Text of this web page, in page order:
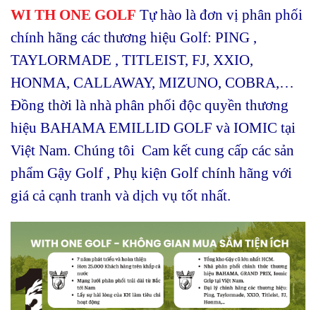
WI TH ONE GOLF Tự hào là đơn vị phân phối
chính hãng các thương hiệu Golf: PING ,
TAYLORMADE , TITLEIST, FJ, XXIO,
HONMA, CALLAWAY, MIZUNO, COBRA,…
Đồng thời là nhà phân phối độc quyền thương
hiệu BAHAMA EMILLID GOLF và IOMIC tại
Việt Nam. Chúng tôi Cam kết cung cấp các sản
phẩm Gậy Golf , Phụ kiện Golf chính hãng với
giá cả cạnh tranh và dịch vụ tốt nhất.